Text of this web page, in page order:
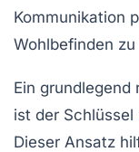
Kommunikation
Wohlbefinden
Ein grundlegend
ist der Schlüssel
Dieser Ansatz